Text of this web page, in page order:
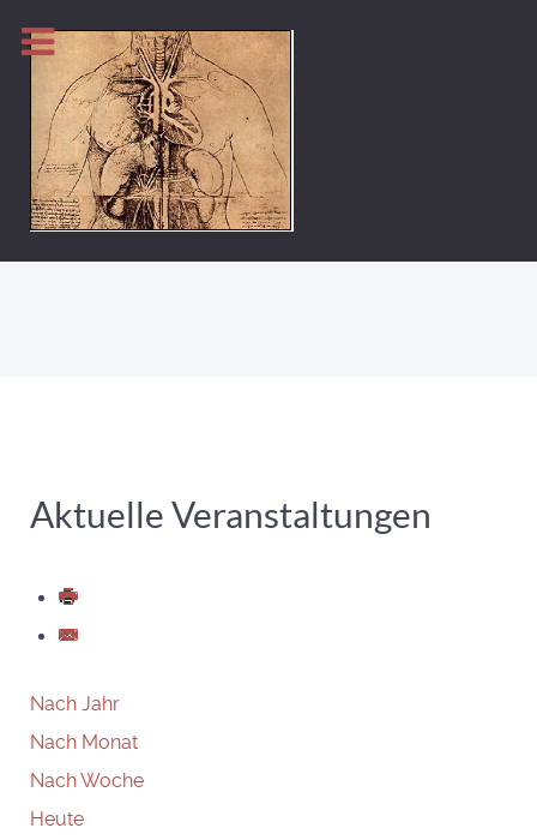
Aktuelle Veranstaltungen
Nach Jahr
Nach Monat
Nach Woche
Heute